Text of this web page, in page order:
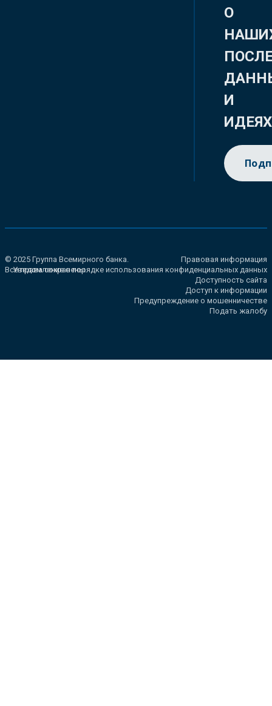
О
И
ИДЕЯХ
© 2025 Группа Всемирного банка.
Все права сохранены.
Правовая информация
Уведомление о порядке использования конфиденциальных данных
Доступность сайта
Доступ к информации
Предупреждение о мошенничестве
Подать жалобу